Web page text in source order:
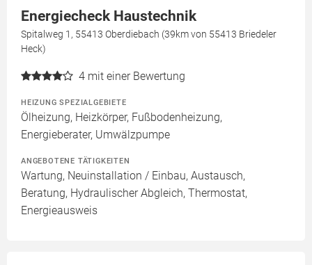
Energiecheck Haustechnik
Spitalweg 1, 55413 Oberdiebach (39km von 55413 Briedeler
Heck)
4 mit einer Bewertung
HEIZUNG SPEZIALGEBIETE
Ölheizung, Heizkörper, Fußbodenheizung,
Energieberater, Umwälzpumpe
ANGEBOTENE TÄTIGKEITEN
Wartung, Neuinstallation / Einbau, Austausch,
Beratung, Hydraulischer Abgleich, Thermostat,
Energieausweis